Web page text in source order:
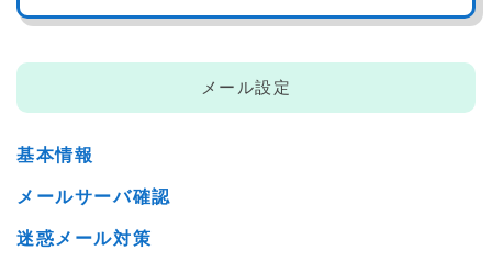
メール設定
基本情報
メールサーバ確認
迷惑メール対策